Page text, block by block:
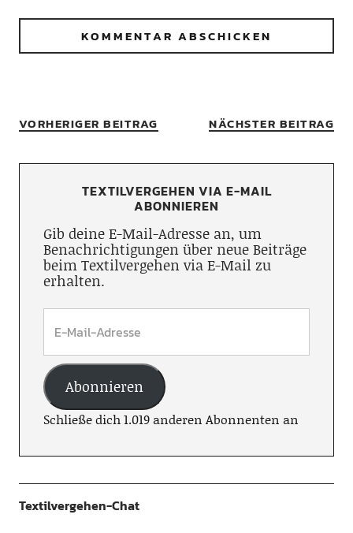
VORHERIGER BEITRAG NÄCHSTER BEITRAG
TEXTILVERGEHEN VIA E-MAIL
ABONNIEREN
Gib deine E-Mail-Adresse an, um
Benachrichtigungen über neue Beiträge
beim Textilvergehen via E-Mail zu
erhalten.
Abonnieren
Schließe dich 1.019 anderen Abonnenten an
Textilvergehen-Chat